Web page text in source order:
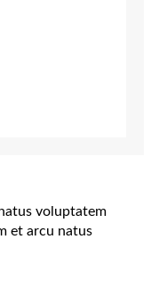
voluptatem
et arcu natus